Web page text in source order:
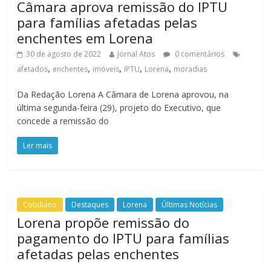
Câmara aprova remissão do IPTU
para famílias afetadas pelas
enchentes em Lorena
30 de agosto de 2022 Jornal Atos
0 comentários
afetados, enchentes, imóveis, IPTU, Lorena, moradias
Da Redação Lorena A Câmara de Lorena aprovou, na
última segunda-feira (29), projeto do Executivo, que
concede a remissão do
Ler mais
Cotidiano Destaques Lorena Últimas Notícias
Lorena propõe remissão do
pagamento do IPTU para famílias
afetadas pelas enchentes